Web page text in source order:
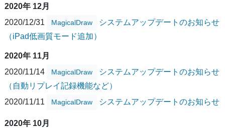
2020年 12月
2020/12/31
MagicalDraw
システムアップデートのお知らせ
（iPad低画質モード追加）
2020年 11月
2020/11/14
MagicalDraw
システムアップデートのお知らせ
（自動リプレイ記録機能など）
2020/11/11
MagicalDraw システムアップデートのお知らせ
2020年 10月